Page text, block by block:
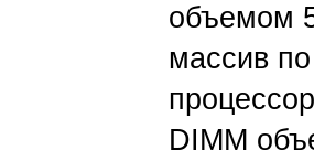
объемом
массив
DIMM